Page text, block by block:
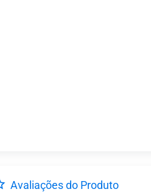
Avaliações do Produto